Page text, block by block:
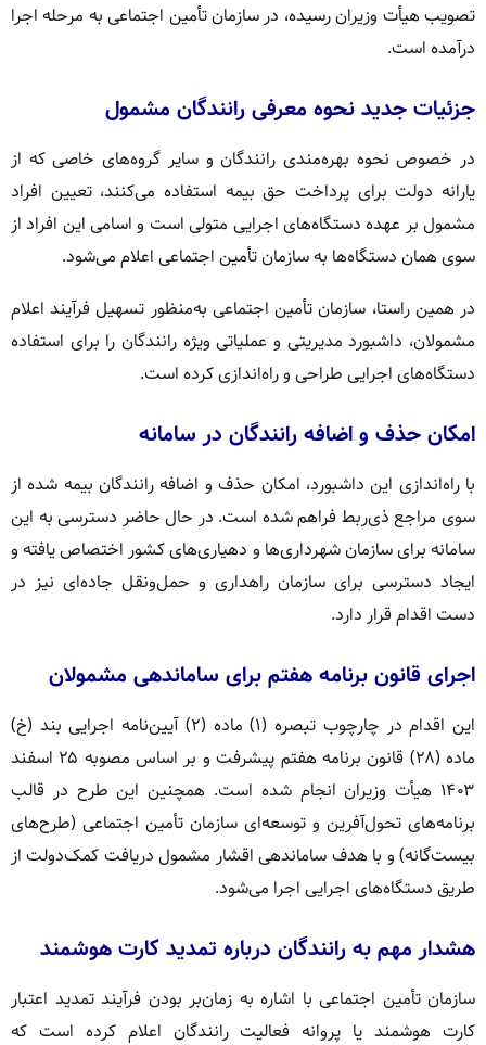
تصویب هیأت وزیران رسیده، در سازمان تأمین اجتماعی به مرحله اجرا
درآمده است.
جزئیات جدید نحوه معرفی رانندگان مشمول
در خصوص نحوه بهره‌مندی رانندگان و سایر گروه‌های خاصی که از
یارانه دولت برای پرداخت حق بیمه استفاده می‌کنند، تعیین افراد
مشمول بر عهده دستگاه‌های اجرایی متولی است و اسامی این افراد از
سوی همان دستگاه‌ها به سازمان تأمین اجتماعی اعلام می‌شود.
در همین راستا، سازمان تأمین اجتماعی به‌منظور تسهیل فرآیند اعلام
مشمولان، داشبورد مدیریتی و عملیاتی ویژه رانندگان را برای استفاده
دستگاه‌های اجرایی طراحی و راه‌اندازی کرده است.
امکان حذف و اضافه رانندگان در سامانه
با راه‌اندازی این داشبورد، امکان حذف و اضافه رانندگان بیمه‌ شده از
سوی مراجع ذی‌ربط فراهم شده است. در حال حاضر دسترسی به این
سامانه برای سازمان شهرداری‌ها و دهیاری‌های کشور اختصاص یافته و
ایجاد دسترسی برای سازمان راهداری و حمل‌ونقل جاده‌ای نیز در
دست اقدام قرار دارد.
اجرای قانون برنامه هفتم برای ساماندهی مشمولان
این اقدام در چارچوب تبصره (۱) ماده (۲) آیین‌نامه اجرایی بند (خ)
ماده (۲۸) قانون برنامه هفتم پیشرفت و بر اساس مصوبه ۲۵ اسفند
۱۴۰۳ هیأت وزیران انجام شده است. همچنین این طرح در قالب
برنامه‌های تحول‌آفرین و توسعه‌ای سازمان تأمین اجتماعی (طرح‌های
بیست‌گانه) و با هدف ساماندهی اقشار مشمول دریافت کمک‌دولت از
طریق دستگاه‌های اجرایی اجرا می‌شود.
هشدار مهم به رانندگان درباره تمدید کارت هوشمند
سازمان تأمین اجتماعی با اشاره به زمان‌بر بودن فرآیند تمدید اعتبار
کارت هوشمند یا پروانه فعالیت رانندگان اعلام کرده است که